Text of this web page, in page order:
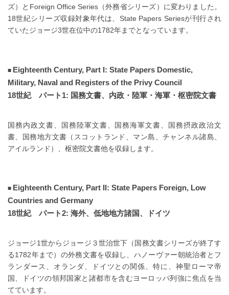
ズ）とForeign Office Series（外務省シリーズ）に変わりました。
18世紀シリーズ収録対象年代は、State Papers Seriesが刊行され
ていたジョージ3世在位中の1782年までとなっています。
Eighteenth Century, Part I: State Papers Domestic,
Military, Naval and Registers of the Privy Council
18世紀 パート1: 国務文書、内政・陸軍・海軍・枢密院文書
国務内政文書、国務陸軍文書、国務海軍文書、国務摂政政治文
書、国務地方文書（スコットランド、マン島、チャンネル諸島、
アイルランド）、枢密院文書他を収録します。
Eighteenth Century, Part II: State Papers Foreign, Low
Countries and Germany
18世紀 パート2: 海外、低地地方諸国、ドイツ
ジョージ1世からジョージ３世治世下（国務文書シリーズが終了す
る1782年まで）の外務文書を収録し、ハノーヴァー朝統治者とフ
ランダース、オランダ、ドイツとの関係、特に、神聖ローマ帝
国、ドイツの領邦国家と諸都市を含むヨーロッパ列強に焦点を当
てています。